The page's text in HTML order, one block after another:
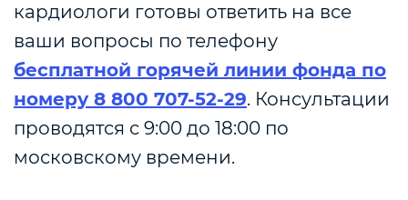
кардиологи готовы ответить на все
ваши вопросы по телефону
бесплатной горячей линии фонда по
номеру 8 800 707-52-29. Консультации
проводятся с 9:00 до 18:00 по
московскому времени.